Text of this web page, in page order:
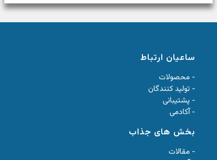
ساعیان ارتباط
- محصولات
- تولید کنندگان
- پشتیبانی
- آکادمی
بخش های جذاب
- مقالات